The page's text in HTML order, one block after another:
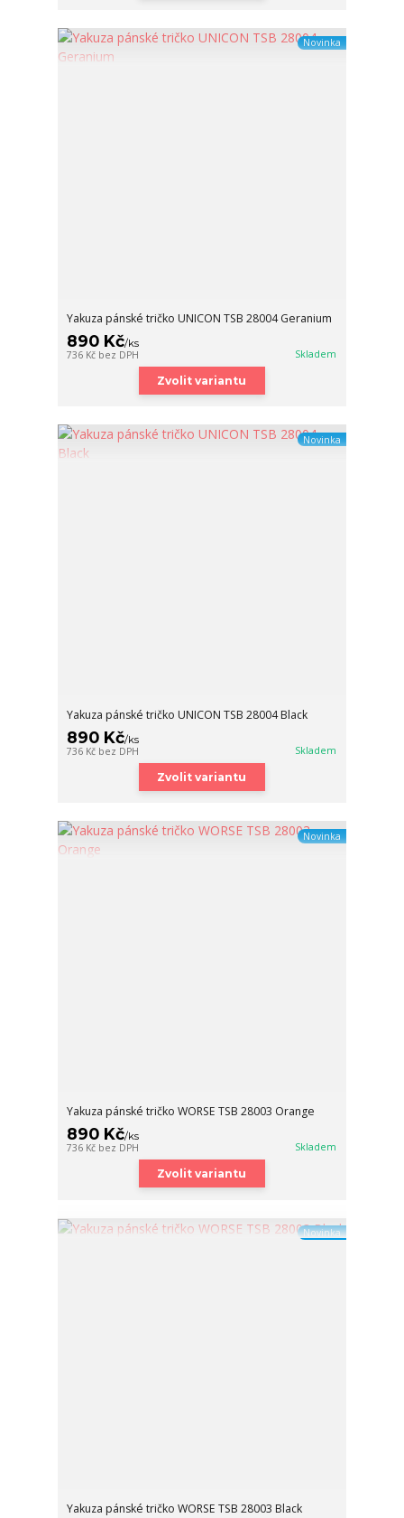
Novinka
Yakuza pánské tričko UNICON TSB 28004 Geranium
890 Kč/ks
736 Kč bez DPH Skladem
Zvolit variantu
Novinka
Yakuza pánské tričko UNICON TSB 28004 Black
890 Kč/ks
736 Kč bez DPH Skladem
Zvolit variantu
Novinka
Yakuza pánské tričko WORSE TSB 28003 Orange
890 Kč/ks
736 Kč bez DPH Skladem
Zvolit variantu
Novinka
Yakuza pánské tričko WORSE TSB 28003 Black